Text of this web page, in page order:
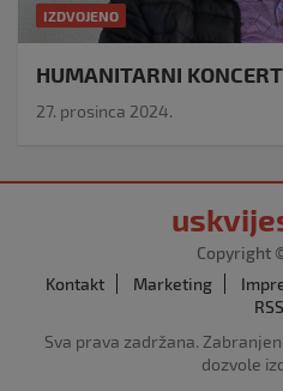
IZDVOJENO
HUMANITARNI
27. prosinca 2024.
Copyright
Kontakt
Marketing
RSS
Sva prava zadržana.
dozvole